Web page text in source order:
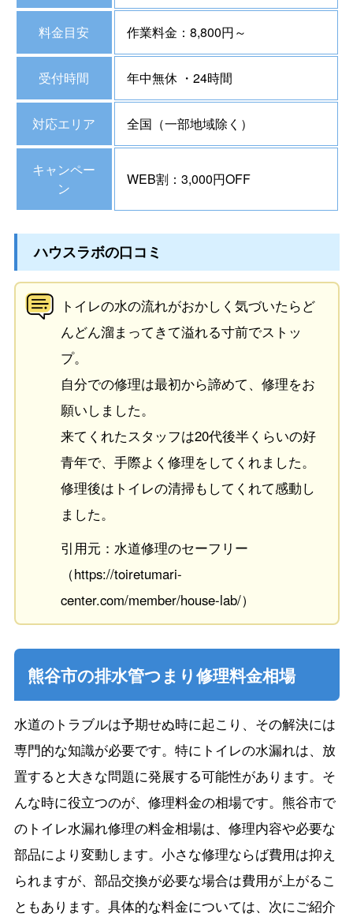
料金目安 作業料金：8,800円～
受付時間 年中無休 ・24時間
対応エリア 全国（一部地域除く）
キャンペー
ン
WEB割：3,000円OFF
ハウスラボの口コミ
トイレの水の流れがおかしく気づいたらど
んどん溜まってきて溢れる寸前でストッ
プ。
自分での修理は最初から諦めて、修理をお
願いしました。
来てくれたスタッフは20代後半くらいの好
青年で、手際よく修理をしてくれました。
修理後はトイレの清掃もしてくれて感動し
ました。
引用元：水道修理のセーフリー
（https://toiretumari-
center.com/member/house-lab/）
熊谷市の排水管つまり修理料金相場
水道のトラブルは予期せぬ時に起こり、その解決には
専門的な知識が必要です。特にトイレの水漏れは、放
置すると大きな問題に発展する可能性があります。そ
んな時に役立つのが、修理料金の相場です。熊谷市で
のトイレ水漏れ修理の料金相場は、修理内容や必要な
部品により変動します。小さな修理ならば費用は抑え
られますが、部品交換が必要な場合は費用が上がるこ
ともあります。具体的な料金については、次にご紹介